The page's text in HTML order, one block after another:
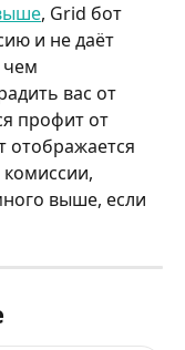
, Grid бот
и не даёт
чем
вас от
профит от
отображается
выше, если